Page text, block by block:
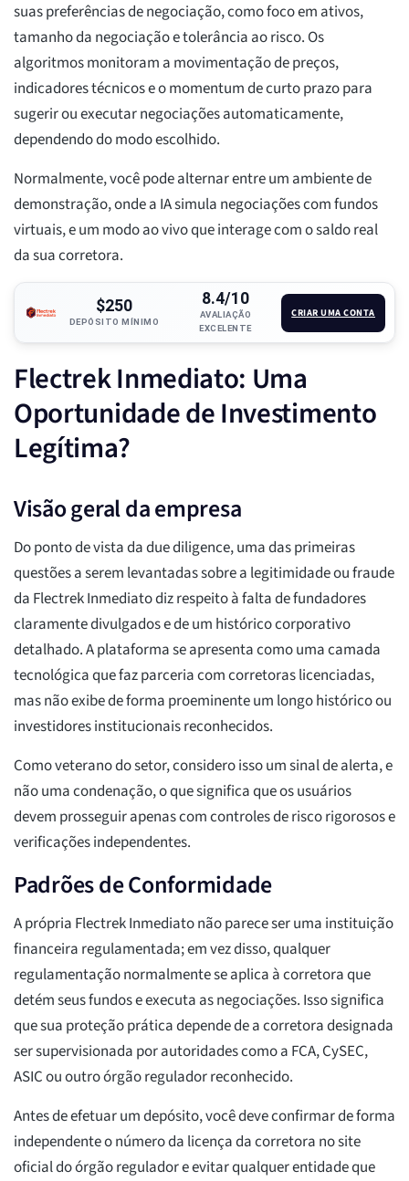
suas preferências de negociação, como foco em ativos,
tamanho da negociação e tolerância ao risco. Os
algoritmos monitoram a movimentação de preços,
indicadores técnicos e o momentum de curto prazo para
sugerir ou executar negociações automaticamente,
dependendo do modo escolhido.
Normalmente, você pode alternar entre um ambiente de
demonstração, onde a IA simula negociações com fundos
virtuais, e um modo ao vivo que interage com o saldo real
da sua corretora.
$250
DEPÓSITO MÍNIMO
8.4/10
AVALIAÇÃO
EXCELENTE
CRIAR UMA CONTA
Flectrek Inmediato: Uma
Oportunidade de Investimento
Legítima?
Visão geral da empresa
Do ponto de vista da due diligence, uma das primeiras
questões a serem levantadas sobre a legitimidade ou fraude
da Flectrek Inmediato diz respeito à falta de fundadores
claramente divulgados e de um histórico corporativo
detalhado. A plataforma se apresenta como uma camada
tecnológica que faz parceria com corretoras licenciadas,
mas não exibe de forma proeminente um longo histórico ou
investidores institucionais reconhecidos.
Como veterano do setor, considero isso um sinal de alerta, e
não uma condenação, o que significa que os usuários
devem prosseguir apenas com controles de risco rigorosos e
verificações independentes.
Padrões de Conformidade
A própria Flectrek Inmediato não parece ser uma instituição
financeira regulamentada; em vez disso, qualquer
regulamentação normalmente se aplica à corretora que
detém seus fundos e executa as negociações. Isso significa
que sua proteção prática depende de a corretora designada
ser supervisionada por autoridades como a FCA, CySEC,
ASIC ou outro órgão regulador reconhecido.
Antes de efetuar um depósito, você deve confirmar de forma
independente o número da licença da corretora no site
oficial do órgão regulador e evitar qualquer entidade que